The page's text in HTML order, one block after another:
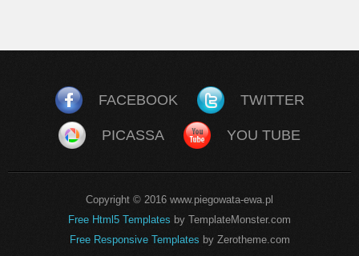
FACEBOOK TWITTER
PICASSA YOU TUBE
Copyright © 2016 www.piegowata-ewa.pl
Free Html5 Templates by TemplateMonster.com
Free Responsive Templates by Zerotheme.com